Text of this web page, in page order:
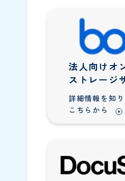
法人向けオ
ストレージ
詳細情報を知
こちらから